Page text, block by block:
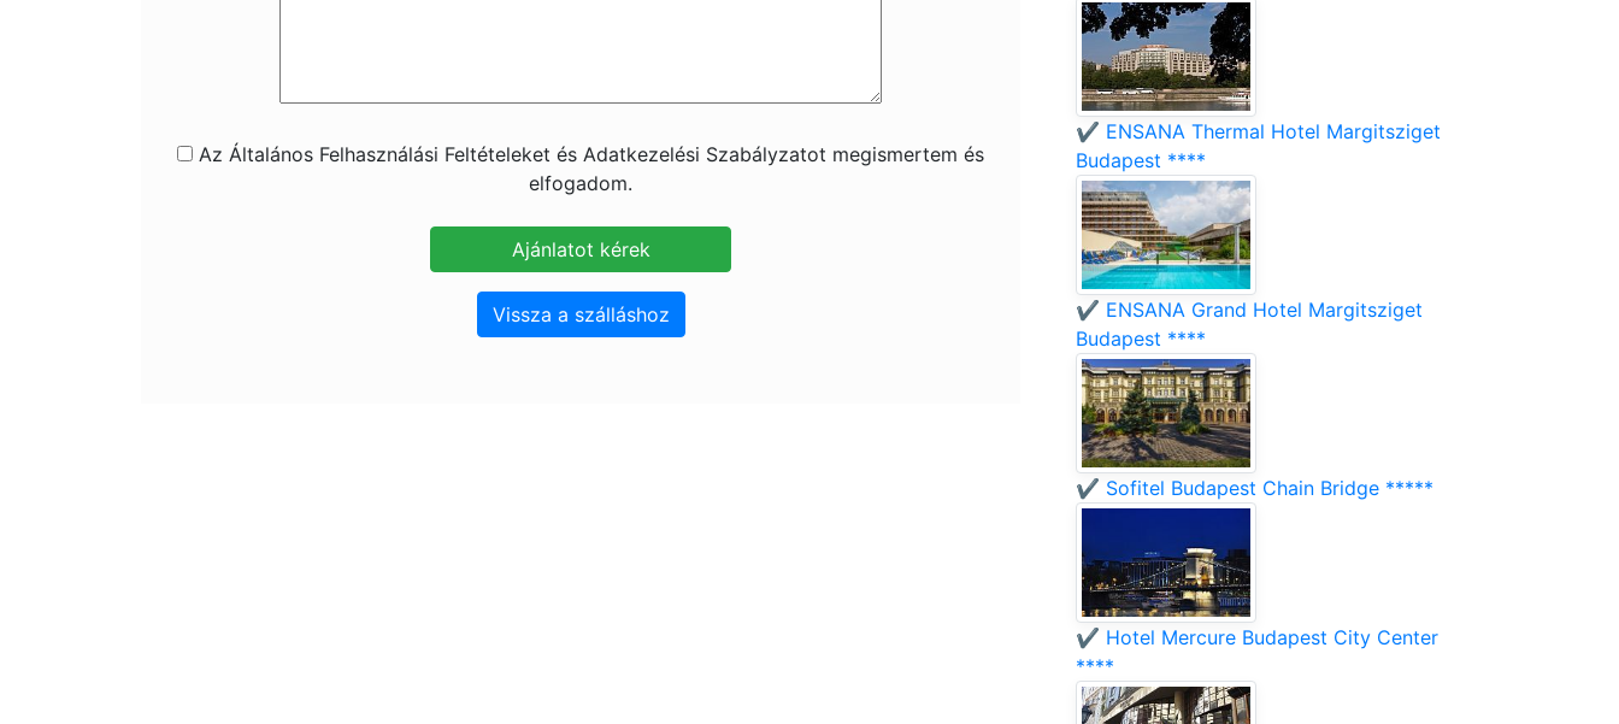
Az Általános Felhasználási Feltételeket és Adatkezelési Szabályzatot megismertem és
elfogadom.
Vissza a szálláshoz
✔️ ENSANA Thermal Hotel Margitsziget
Budapest ****
✔️ ENSANA Grand Hotel Margitsziget
Budapest ****
✔️ Sofitel Budapest Chain Bridge *****
✔️ Hotel Mercure Budapest City Center
****